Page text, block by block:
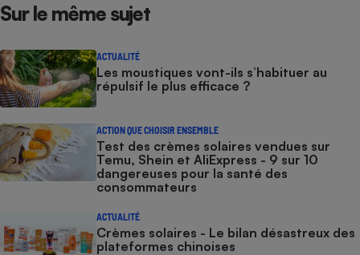
Sur le même sujet
ACTUALITÉ
Les moustiques vont-ils s’habituer au
répulsif le plus efficace ?
ACTION QUE CHOISIR ENSEMBLE
Test des crèmes solaires vendues sur
Temu, Shein et AliExpress - 9 sur 10
dangereuses pour la santé des
consommateurs
ACTUALITÉ
Crèmes solaires - Le bilan désastreux des
plateformes chinoises